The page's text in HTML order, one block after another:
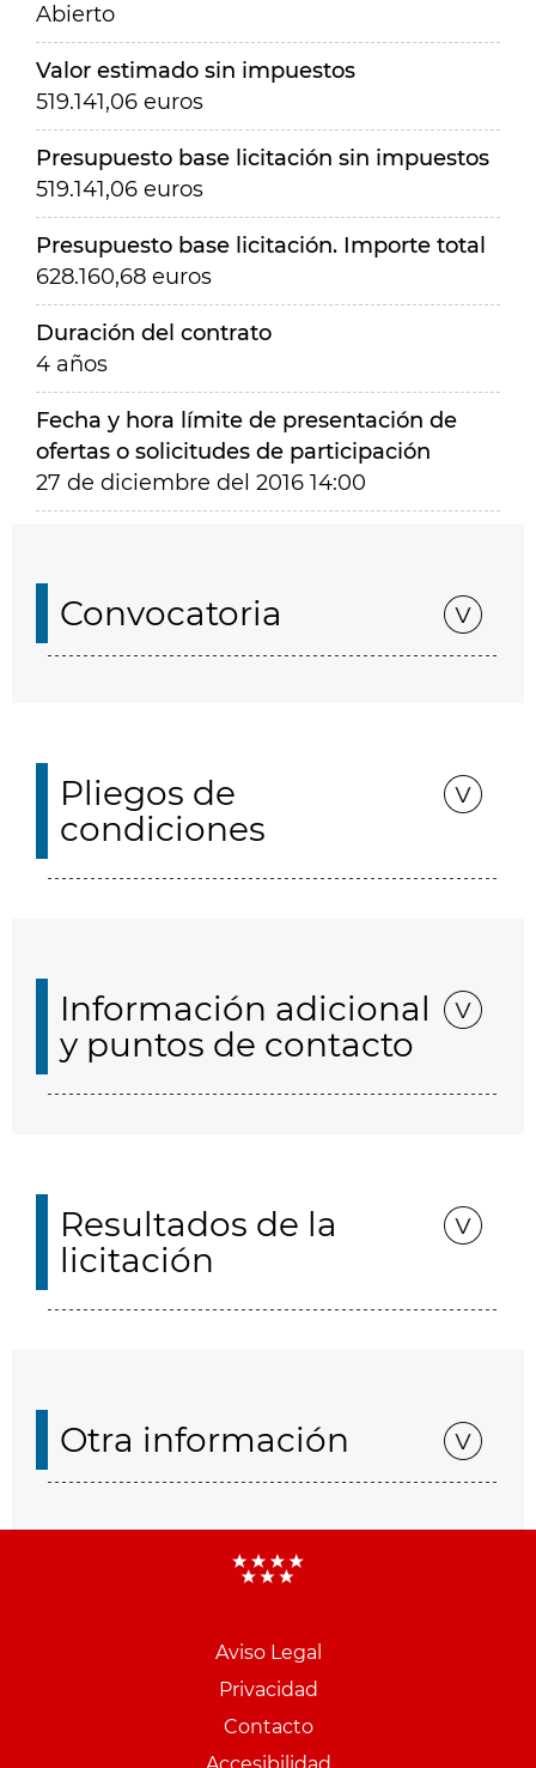
Abierto
Valor estimado sin impuestos
519.141,06 euros
Presupuesto base licitación sin impuestos
519.141,06 euros
Presupuesto base licitación. Importe total
628.160,68 euros
Duración del contrato
4 años
Fecha y hora límite de presentación de
ofertas o solicitudes de participación
27 de diciembre del 2016 14:00
Convocatoria
Pliegos de
condiciones
Información adicional
y puntos de contacto
Resultados de la
licitación
Otra información
Aviso Legal
Privacidad
Contacto